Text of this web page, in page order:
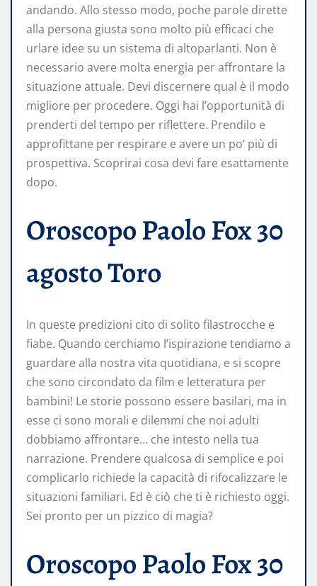
andando. Allo stesso modo, poche parole dirette
alla persona giusta sono molto più efficaci che
urlare idee su un sistema di altoparlanti. Non è
necessario avere molta energia per affrontare la
situazione attuale. Devi discernere qual è il modo
migliore per procedere. Oggi hai l’opportunità di
prenderti del tempo per riflettere. Prendilo e
approfittane per respirare e avere un po’ più di
prospettiva. Scoprirai cosa devi fare esattamente
dopo.
Oroscopo Paolo Fox 30
agosto Toro
In queste predizioni cito di solito filastrocche e
fiabe. Quando cerchiamo l’ispirazione tendiamo a
guardare alla nostra vita quotidiana, e si scopre
che sono circondato da film e letteratura per
bambini! Le storie possono essere basilari, ma in
esse ci sono morali e dilemmi che noi adulti
dobbiamo affrontare… che intesto nella tua
narrazione. Prendere qualcosa di semplice e poi
complicarlo richiede la capacità di rifocalizzare le
situazioni familiari. Ed è ciò che ti è richiesto oggi.
Sei pronto per un pizzico di magia?
Oroscopo Paolo Fox 30